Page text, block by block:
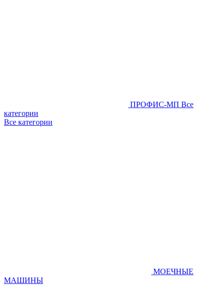
ПРОФИС-МП Все
категории
Все категории
МОЕЧНЫЕ
МАШИНЫ